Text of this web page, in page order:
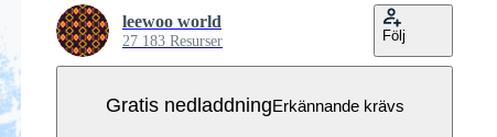
leewoo world
27 183 Resurser Följ
Gratis nedladdningErkännande krävs